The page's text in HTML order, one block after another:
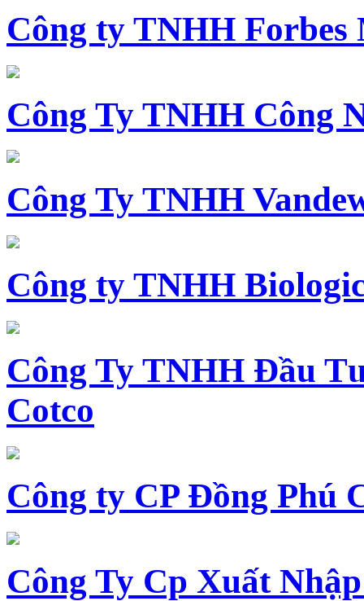
Công ty TNHH
Công Ty TNHH Công
Công Ty TNHH
Công ty TNHH
Công Ty TNHH Đầu
Cotco
Công ty CP Đồng Phú
Công Ty Cp Xuất